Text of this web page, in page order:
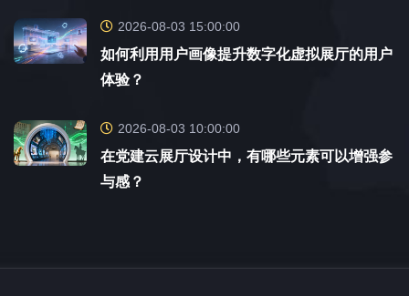
2026-08-03 15:00:00
如何利用用户画像提升数字化虚拟展厅的用户
体验？
2026-08-03 10:00:00
在党建云展厅设计中，有哪些元素可以增强参
与感？